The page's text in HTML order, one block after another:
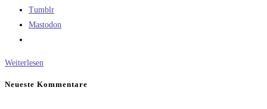
Tumblr
Mastodon
Weiterlesen
Neueste Kommentare